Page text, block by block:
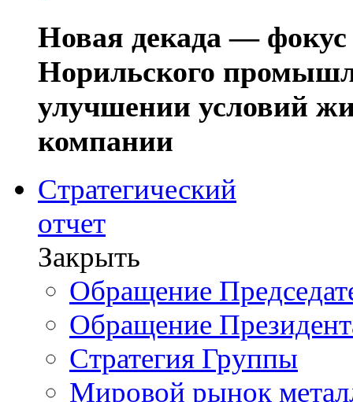
Новая декада — фокус
Норильского
улучшении условий
компании
Стратегический
отчет
Закрыть
Обращение
Обращение
Стратегия Группы
Мировой рынок